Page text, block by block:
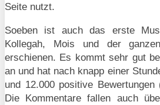
Seite nutzt.
Soeben ist auch das erste
Kollegah, Mois und der
erschienen. Es kommt sehr gut
an und hat nach knapp einer
und 12.000 positive Bewertungen
Die Kommentare fallen auch